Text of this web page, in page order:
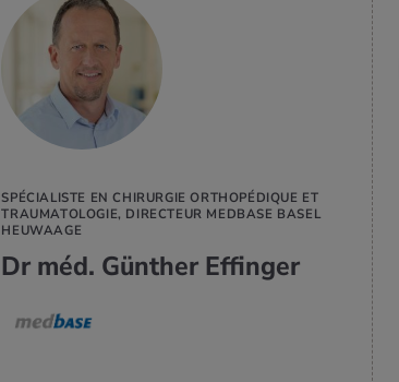
SPÉCIALISTE EN CHIRURGIE ORTHOPÉDIQUE ET
TRAUMATOLOGIE, DIRECTEUR MEDBASE BASEL
HEUWAAGE
Dr méd. Günther Effinger